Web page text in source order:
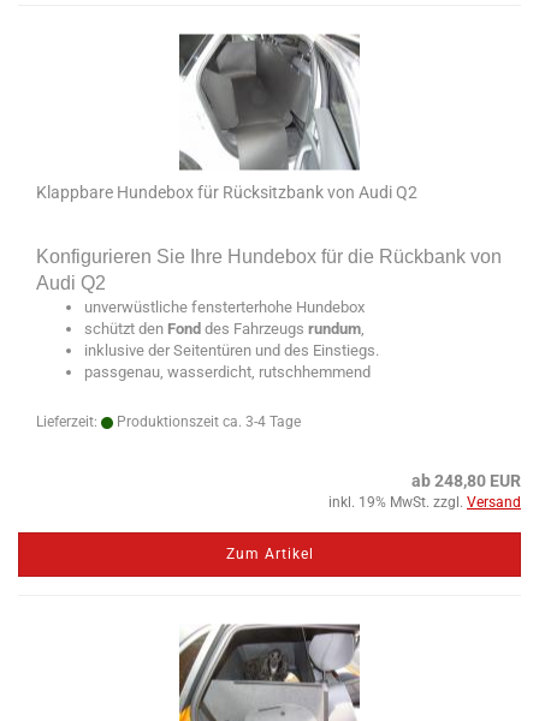
Klappbare Hundebox für Rücksitzbank von Audi Q2
Konfigurieren Sie Ihre Hundebox für die Rückbank von
Audi Q2
unverwüstliche fensterterhohe Hundebox
schützt den Fond des Fahrzeugs rundum,
inklusive der Seitentüren und des Einstiegs.
passgenau, wasserdicht, rutschhemmend
Lieferzeit: Produktionszeit ca. 3-4 Tage
ab 248,80 EUR
inkl. 19% MwSt. zzgl. Versand
Zum Artikel